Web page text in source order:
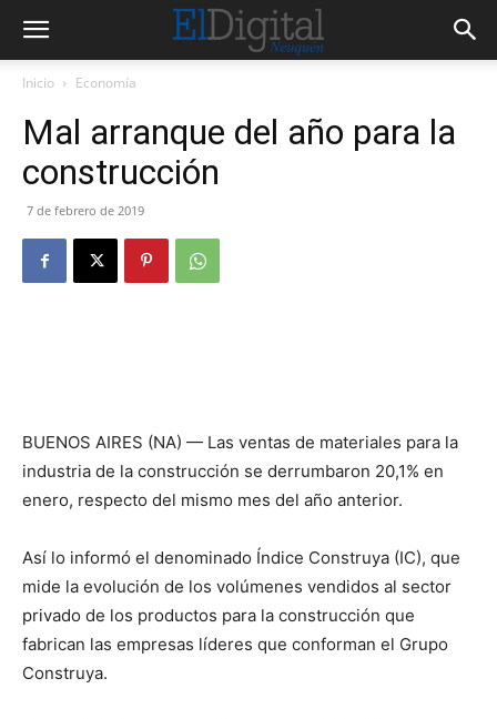
Inicio Economía
Mal arranque del año para la
construcción
7 de febrero de 2019
BUENOS AIRES (NA) — Las ventas de materiales para la
industria de la construcción se derrumbaron 20,1% en
enero, respecto del mismo mes del año anterior.
Así lo informó el denominado Índice Construya (IC), que
mide la evolución de los volúmenes vendidos al sector
privado de los productos para la construcción que
fabrican las empresas líderes que conforman el Grupo
Construya.